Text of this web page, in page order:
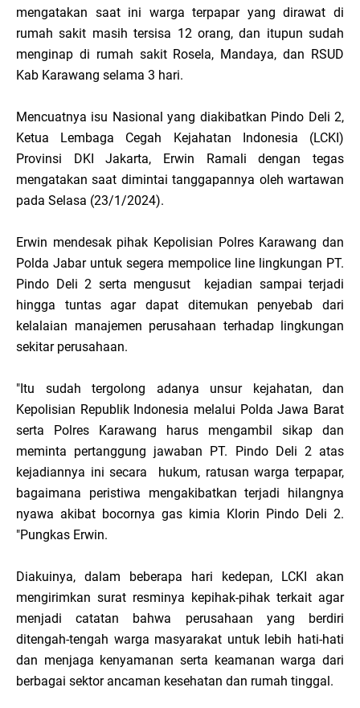
mengatakan saat ini warga terpapar yang dirawat di
rumah sakit masih tersisa 12 orang, dan itupun sudah
menginap di rumah sakit Rosela, Mandaya, dan RSUD
Kab Karawang selama 3 hari.
Mencuatnya isu Nasional yang diakibatkan Pindo Deli 2,
Ketua Lembaga Cegah Kejahatan Indonesia (LCKI)
Provinsi DKI Jakarta, Erwin Ramali dengan tegas
mengatakan saat dimintai tanggapannya oleh wartawan
pada Selasa (23/1/2024).
Erwin mendesak pihak Kepolisian Polres Karawang dan
Polda Jabar untuk segera mempolice line lingkungan PT.
Pindo Deli 2 serta mengusut kejadian sampai terjadi
hingga tuntas agar dapat ditemukan penyebab dari
kelalaian manajemen perusahaan terhadap lingkungan
sekitar perusahaan.
"Itu sudah tergolong adanya unsur kejahatan, dan
Kepolisian Republik Indonesia melalui Polda Jawa Barat
serta Polres Karawang harus mengambil sikap dan
meminta pertanggung jawaban PT. Pindo Deli 2 atas
kejadiannya ini secara hukum, ratusan warga terpapar,
bagaimana peristiwa mengakibatkan terjadi hilangnya
nyawa akibat bocornya gas kimia Klorin Pindo Deli 2.
"Pungkas Erwin.
Diakuinya, dalam beberapa hari kedepan, LCKI akan
mengirimkan surat resminya kepihak-pihak terkait agar
menjadi catatan bahwa perusahaan yang berdiri
ditengah-tengah warga masyarakat untuk lebih hati-hati
dan menjaga kenyamanan serta keamanan warga dari
berbagai sektor ancaman kesehatan dan rumah tinggal.